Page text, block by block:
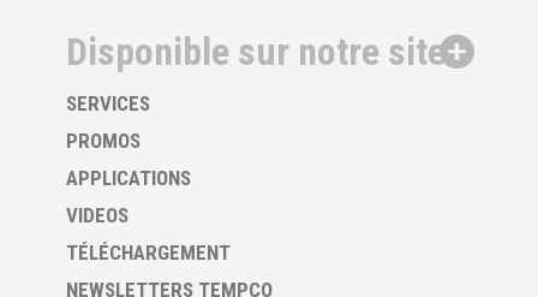
Disponible sur notre site
SERVICES
PROMOS
APPLICATIONS
VIDEOS
TÉLÉCHARGEMENT
NEWSLETTERS TEMPCO